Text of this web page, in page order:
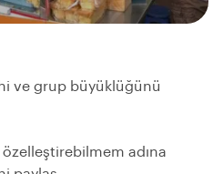
ve grup büyüklüğünü
adına